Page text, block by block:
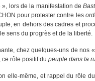
», lors de la manifestation de
pour protester contre les
en dehors des cadres et
sens du progrès et de la liberté.
chez quelques-uns de nos
ce rôle positif du peuple dans la
elle-même, et rappel du rôle